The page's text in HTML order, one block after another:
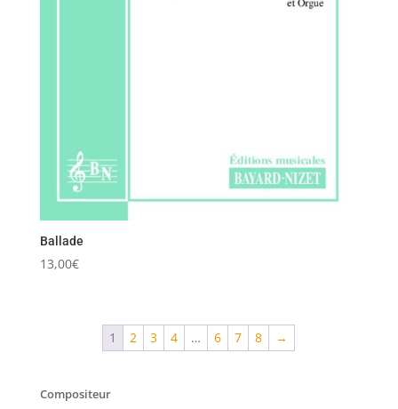
Ballade
13,00€
1 2 3 4 … 6 7 8 →
Compositeur